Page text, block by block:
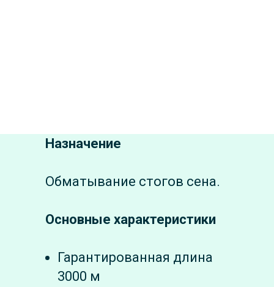
Назначение
Обматывание стогов сена.
Основные характеристики
Гарантированная длина
3000 м